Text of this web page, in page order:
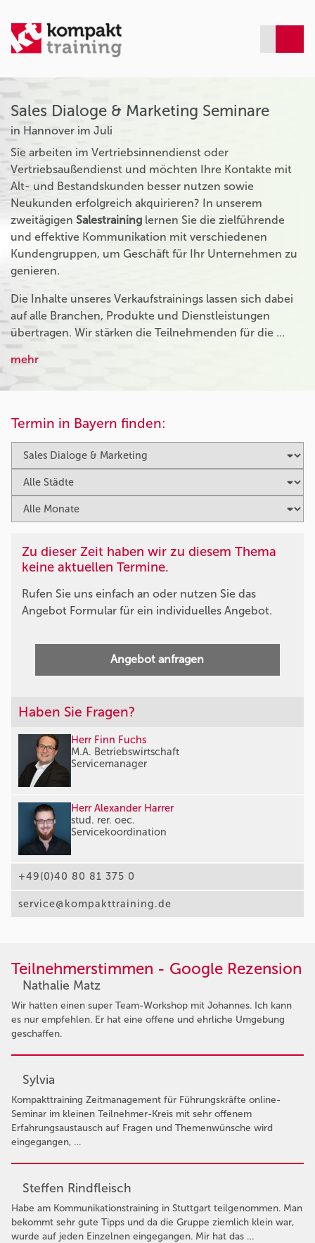
Sales Dialoge & Marketing Seminare
in Hannover im Juli
Sie arbeiten im Vertriebsinnendienst oder
Vertriebsaußendienst und möchten Ihre Kontakte mit
Alt- und Bestandskunden besser nutzen sowie
Neukunden erfolgreich akquirieren? In unserem
zweitägigen Salestraining lernen Sie die zielführende
und effektive Kommunikation mit verschiedenen
Kundengruppen, um Geschäft für Ihr Unternehmen zu
genieren.
Die Inhalte unseres Verkaufstrainings lassen sich dabei
auf alle Branchen, Produkte und Dienstleistungen
übertragen. Wir stärken die Teilnehmenden für die …
mehr
Termin in Bayern finden:
Zu dieser Zeit haben wir zu diesem Thema
keine aktuellen Termine.
Rufen Sie uns einfach an oder nutzen Sie das
Angebot Formular für ein individuelles Angebot.
Angebot anfragen
Haben Sie Fragen?
Herr Finn Fuchs
M.A. Betriebswirtschaft
Servicemanager
Herr Alexander Harrer
stud. rer. oec.
Servicekoordination
+49(0)40 80 81 375 0
service@kompakttraining.de
Teilnehmerstimmen - Google Rezension
Nathalie Matz
Wir hatten einen super Team-Workshop mit Johannes. Ich kann
es nur empfehlen. Er hat eine offene und ehrliche Umgebung
geschaffen.
Sylvia
Kompakttraining Zeitmanagement für Führungskräfte online-
Seminar im kleinen Teilnehmer-Kreis mit sehr offenem
Erfahrungsaustausch auf Fragen und Themenwünsche wird
eingegangen, …
Steffen Rindfleisch
Habe am Kommunikationstraining in Stuttgart teilgenommen. Man
bekommt sehr gute Tipps und da die Gruppe ziemlich klein war,
wurde auf jeden Einzelnen eingegangen. Mir hat das …